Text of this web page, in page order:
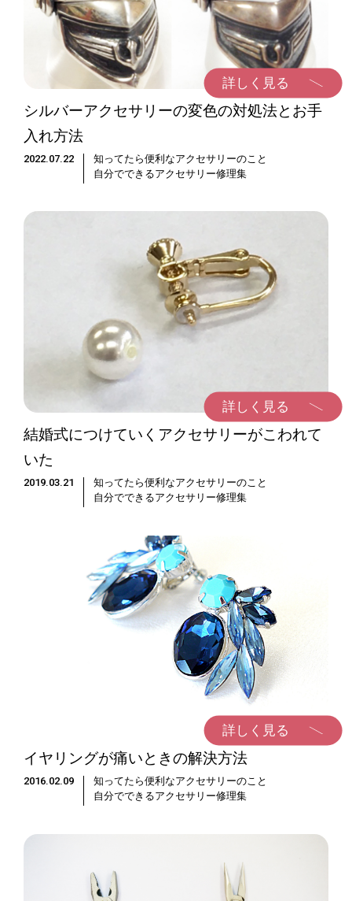
詳しく見る
シルバーアクセサリーの変色の対処法とお手
入れ方法
2022.07.22
知ってたら便利なアクセサリーのこと
自分でできるアクセサリー修理集
詳しく見る
結婚式につけていくアクセサリーがこわれて
いた
2019.03.21
知ってたら便利なアクセサリーのこと
自分でできるアクセサリー修理集
詳しく見る
イヤリングが痛いときの解決方法
2016.02.09
知ってたら便利なアクセサリーのこと
自分でできるアクセサリー修理集